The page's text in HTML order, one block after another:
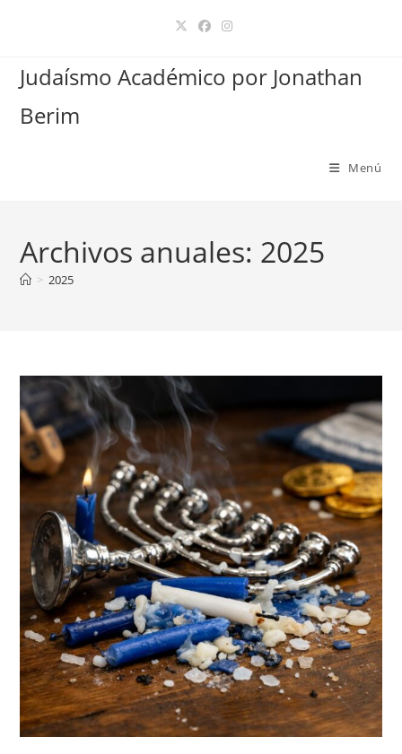
Judaísmo Académico por Jonathan
Berim
Menú
Archivos anuales: 2025
> 2025